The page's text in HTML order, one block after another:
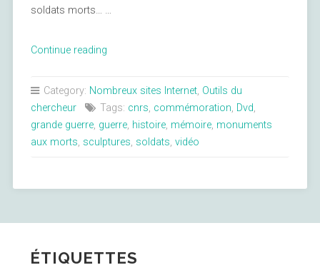
soldats morts… …
Continue reading« Rendez-
au
monument
Category: Nombreux sites Internet, Outils du
chercheur
Tags: cnrs, commémoration, Dvd,
grande guerre, guerre, histoire, mémoire, monuments
aux morts, sculptures, soldats, vidéo
ÉTIQUETTES